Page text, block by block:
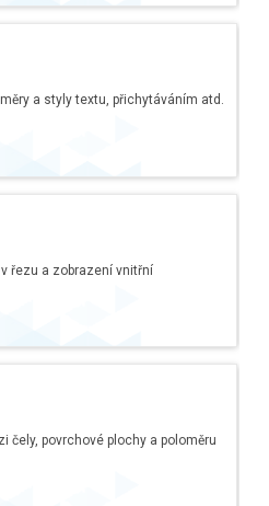
a styly textu, přichytáváním atd.
řezu a zobrazení vnitřní
čely, povrchové plochy a poloměru